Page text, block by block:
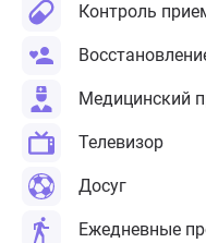
Контроль
Медицинский
Телевизор
Досуг
Ежедневные